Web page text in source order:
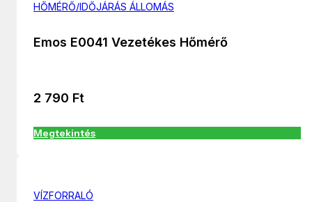
HŐMÉRŐ/IDŐJÁRÁS ÁLLOMÁS
Emos E0041 Vezetékes Hőmérő
2 790 Ft
Megtekintés
VÍZFORRALÓ